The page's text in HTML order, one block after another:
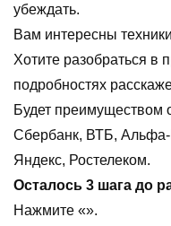
убеждать.
Вам интересны
Хотите разобраться в
подробностях
Будет преимуществом
Сбербанк, ВТБ,
Яндекс, Ростелеком.
Осталось 3 шага до
Нажмите «».